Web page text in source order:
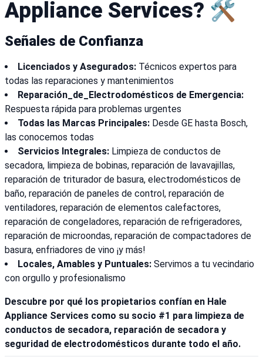
Appliance Services? 🛠️
Señales de Confianza
Licenciados y Asegurados: Técnicos expertos para
todas las reparaciones y mantenimientos
Reparación_de_Electrodomésticos de Emergencia:
Respuesta rápida para problemas urgentes
Todas las Marcas Principales: Desde GE hasta Bosch,
las conocemos todas
Servicios Integrales: Limpieza de conductos de
secadora, limpieza de bobinas, reparación de lavavajillas,
reparación de triturador de basura, electrodomésticos de
baño, reparación de paneles de control, reparación de
ventiladores, reparación de elementos calefactores,
reparación de congeladores, reparación de refrigeradores,
reparación de microondas, reparación de compactadores de
basura, enfriadores de vino ¡y más!
Locales, Amables y Puntuales: Servimos a tu vecindario
con orgullo y profesionalismo
Descubre por qué los propietarios confían en Hale
Appliance Services como su socio #1 para limpieza de
conductos de secadora, reparación de secadora y
seguridad de electrodomésticos durante todo el año.